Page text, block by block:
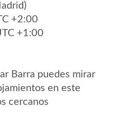
+2:00
+1:00
Barra puedes mirar
en este
cercanos